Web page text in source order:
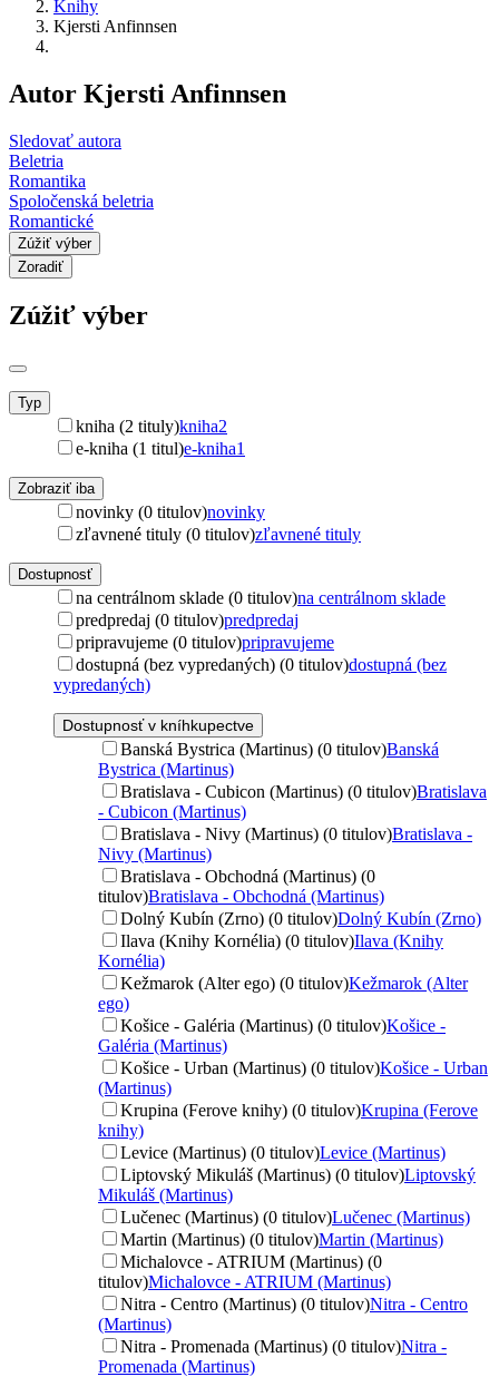
Knihy
Kjersti Anfinnsen
Autor Kjersti Anfinnsen
Sledovať autora
Beletria
Romantika
Spoločenská beletria
Romantické
Zúžiť výber
Zoradiť
Zúžiť výber
Typ
kniha (2 tituly)kniha2
e-kniha (1 titul)e-kniha1
Zobraziť iba
novinky (0 titulov)novinky
zľavnené tituly (0 titulov)zľavnené tituly
Dostupnosť
na centrálnom sklade (0 titulov)na centrálnom sklade
predpredaj (0 titulov)predpredaj
pripravujeme (0 titulov)pripravujeme
dostupná (bez vypredaných) (0 titulov)dostupná (bez
vypredaných)
Dostupnosť v kníhkupectve
Banská Bystrica (Martinus) (0 titulov)Banská
Bystrica (Martinus)
Bratislava - Cubicon (Martinus) (0 titulov)Bratislava
- Cubicon (Martinus)
Bratislava - Nivy (Martinus) (0 titulov)Bratislava -
Nivy (Martinus)
Bratislava - Obchodná (Martinus) (0
titulov)Bratislava - Obchodná (Martinus)
Dolný Kubín (Zrno) (0 titulov)Dolný Kubín (Zrno)
Ilava (Knihy Kornélia) (0 titulov)Ilava (Knihy
Kornélia)
Kežmarok (Alter ego) (0 titulov)Kežmarok (Alter
ego)
Košice - Galéria (Martinus) (0 titulov)Košice -
Galéria (Martinus)
Košice - Urban (Martinus) (0 titulov)Košice - Urban
(Martinus)
Krupina (Ferove knihy) (0 titulov)Krupina (Ferove
knihy)
Levice (Martinus) (0 titulov)Levice (Martinus)
Liptovský Mikuláš (Martinus) (0 titulov)Liptovský
Mikuláš (Martinus)
Lučenec (Martinus) (0 titulov)Lučenec (Martinus)
Martin (Martinus) (0 titulov)Martin (Martinus)
Michalovce - ATRIUM (Martinus) (0
titulov)Michalovce - ATRIUM (Martinus)
Nitra - Centro (Martinus) (0 titulov)Nitra - Centro
(Martinus)
Nitra - Promenada (Martinus) (0 titulov)Nitra -
Promenada (Martinus)